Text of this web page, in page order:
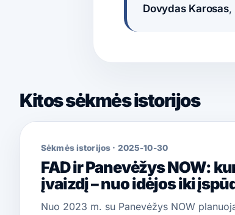
Dovydas Karosas,
Kitos sėkmės istorijos
Sėkmės istorijos · 2025-10-30
FAD ir Panevėžys NOW:
įvaizdį – nuo idėjos iki
Nuo 2023 m. su Panevėžys NOW